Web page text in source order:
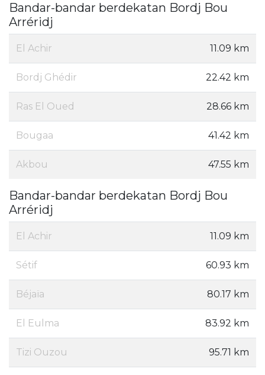
Bandar-bandar berdekatan Bordj Bou
Arréridj
El Achir 11.09 km
Bordj Ghédir 22.42 km
Ras El Oued 28.66 km
Bougaa 41.42 km
Akbou 47.55 km
Bandar-bandar berdekatan Bordj Bou
Arréridj
El Achir 11.09 km
Sétif 60.93 km
Béjaïa 80.17 km
El Eulma 83.92 km
Tizi Ouzou 95.71 km